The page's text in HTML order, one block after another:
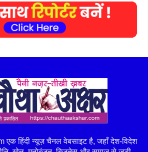
हिंदी न्यूज़ चैनल वेबसाइट है, जहाँ देश-विदेश